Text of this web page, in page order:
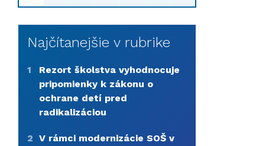
Najčítanejšie v rubrike
1
Rezort školstva vyhodnocuje
pripomienky k zákonu o
ochrane detí pred
radikalizáciou
2 V rámci modernizácie SOŠ v